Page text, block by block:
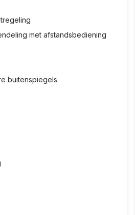
met afstandsbediening
buitenspiegels